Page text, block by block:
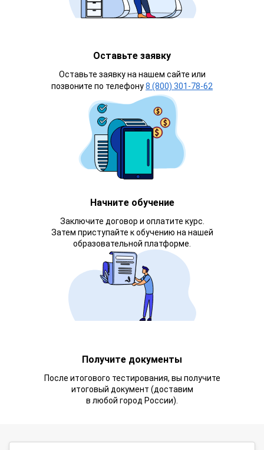
Оставьте заявку
Оставьте заявку на нашем сайте или
позвоните по телефону8 (800) 301-78-62
Начните обучение
Заключите договор и оплатите курс.
Затем приступайте к обучению на нашей
образовательной платформе.
Получите документы
После итогового тестирования, вы получите
итоговый документ (доставим
в любой город России).